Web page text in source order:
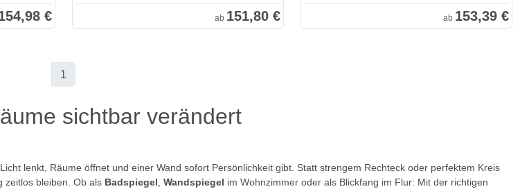
€ ab 151,80 € ab 153,39 €
1
sichtbar verändert
lenkt, Räume öffnet und einer Wand sofort Persönlichkeit gibt. Statt strengem Rechteck oder perfektem Kreis
zeitlos bleiben. Ob als Badspiegel Wandspiegel im Wohnzimmer oder als Blickfang im Flur: Mit der richtigen